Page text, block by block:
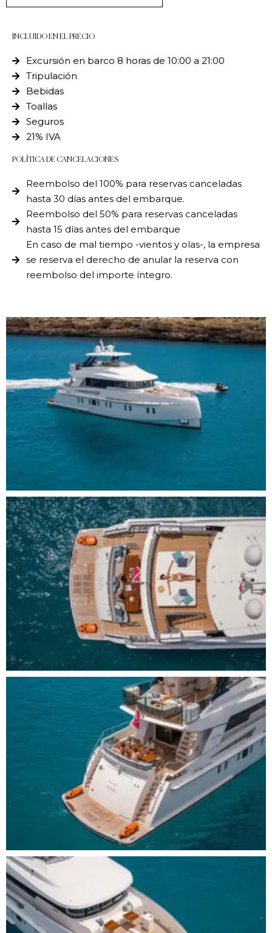
INCLUIDO EN EL PRECIO
Excursión en barco 8 horas de 10:00 a 21:00
Tripulación
Bebidas
Toallas
Seguros
21% IVA
POLÍTICA DE CANCELACIONES
Reembolso del 100% para reservas canceladas
hasta 30 días antes del embarque.
Reembolso del 50% para reservas canceladas
hasta 15 días antes del embarque
En caso de mal tiempo -vientos y olas-, la empresa
se reserva el derecho de anular la reserva con
reembolso del importe íntegro.